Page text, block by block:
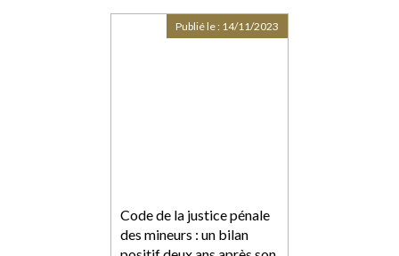
Code de la justice pénale
des mineurs : un bilan
Publié le : 14/11/2023